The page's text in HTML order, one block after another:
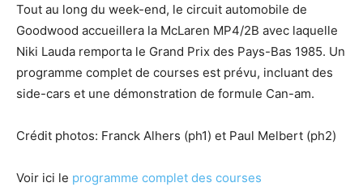
Tout au long du week-end, le circuit automobile de
Goodwood accueillera la McLaren MP4/2B avec laquelle
Niki Lauda remporta le Grand Prix des Pays-Bas 1985. Un
programme complet de courses est prévu, incluant des
side-cars et une démonstration de formule Can-am.
Crédit photos: Franck Alhers (ph1) et Paul Melbert (ph2)
Voir ici le programme complet des courses